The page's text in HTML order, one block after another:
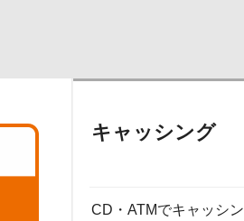
キャッシング
CD・ATMでキャッシン